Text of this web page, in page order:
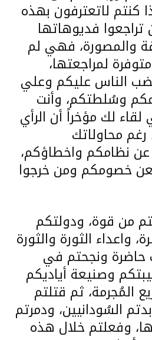
كنتم لاتعترفون بهذه
تراجعوا فديوهاتها
والمصورة، فهي لم
لمراجعتها،
الناس عليكم وعلي
وسُلطتكم، وأنت
لك مؤخراً أن الرأي
محاولاتك
عن نظامكم واخطاؤكم،
خصومكم ومن خرجوا
من قوة، ودولتكم
واعداء الثورة والثورة
حاضرة ونجحتم في
وصنيعة أياديكم
المُجرمة، ثم قتلتم
السُودانيين، ودمرتم
وفعلتم خلال هذه